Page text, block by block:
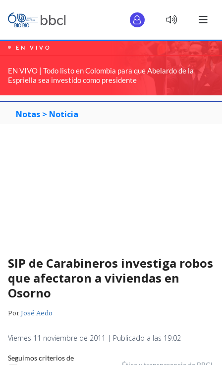
EN VIVO
EN VIVO | Todo listo en Colombia para que Abelardo de la
Espriella sea investido como presidente
Notas > Noticia
SIP de Carabineros investiga robos
que afectaron a viviendas en
Osorno
PorJosé Aedo
Viernes 11 noviembre de 2011 | Publicado a las 19:02
Seguimos criterios de